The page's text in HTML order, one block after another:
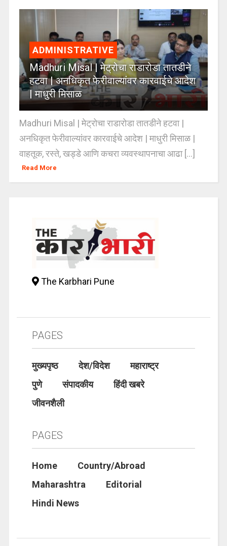
ADMINISTRATIVE
Madhuri Misal | मेट्रोचा राडारोडा तातडीने
हटवा | अनधिकृत फेरीवाल्यांवर कारवाईचे आदेश
| माधुरी मिसाळ
Madhuri Misal | मेट्रोचा राडारोडा तातडीने हटवा |
अनधिकृत फेरीवाल्यांवर कारवाईचे आदेश | माधुरी मिसाळ |
वाहतूक, रस्ते, खड्डे आणि कचरा व्यवस्थापनाचा आढा [...]
Read More
The Karbhari Pune
PAGES
मुख्यपृष्ठ देश/विदेश
महाराष्ट्र
पुणे
संपादकीय
हिंदी खबरे
जीवनशैली
PAGES
Home
Country/Abroad
Maharashtra
Editorial
Hindi News